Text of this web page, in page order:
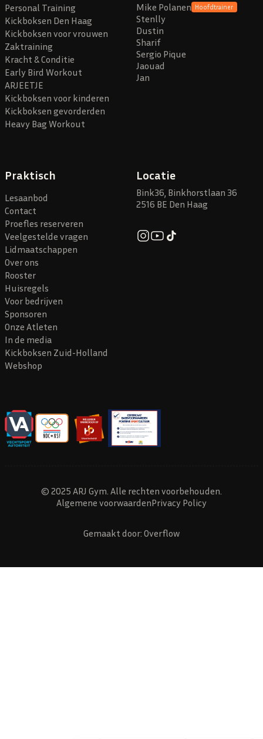
Personal Training
Kickboksen Den Haag
Kickboksen voor vrouwen
Zaktraining
Kracht & Conditie
Early Bird Workout
ARJEETJE
Kickboksen voor kinderen
Kickboksen gevorderden
Heavy Bag Workout
Mike Polanen Hoofdtrainer
Stenlly
Dustin
Sharif
Sergio Pique
Jaouad
Jan
Praktisch
Lesaanbod
Contact
Proefles reserveren
Veelgestelde vragen
Lidmaatschappen
Over ons
Rooster
Huisregels
Voor bedrijven
Sponsoren
Onze Atleten
In de media
Kickboksen Zuid-Holland
Webshop
Locatie
Bink36, Binkhorstlaan 36
2516 BE Den Haag
© 2025 ARJ Gym. Alle rechten voorbehouden.
Algemene voorwaardenPrivacy Policy
Gemaakt door: Overflow